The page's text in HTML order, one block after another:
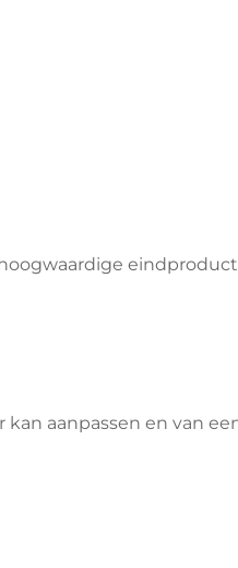
aanpassen en van